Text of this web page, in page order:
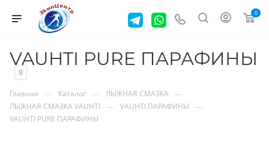
0
VAUHTI PURE ПАРАФИНЫ
8
Главная — Каталог — ЛЫЖНАЯ СМАЗКА —
ЛЫЖНАЯ СМАЗКА VAUHTI — VAUHTI ПАРАФИНЫ —
VAUHTI PURE ПАРАФИНЫ